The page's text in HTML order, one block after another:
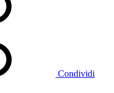
Condividi